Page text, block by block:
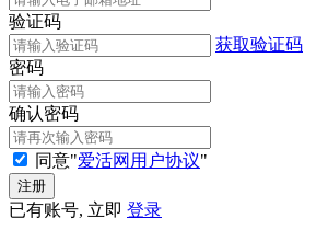
验证码
获取验证码
密码
确认密码
同意"爱活网用户协议"
已有账号, 立即 登录